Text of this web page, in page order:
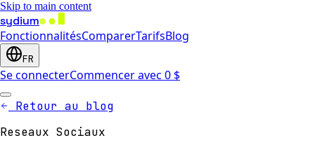
Skip to main content
sydium
FonctionnalitésComparerTarifsBlog
FR
Se connecterCommencer avec 0 $
Retour au blog
Reseaux Sociaux